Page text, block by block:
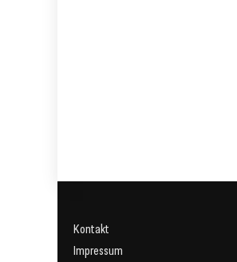
Kontakt
Impressum